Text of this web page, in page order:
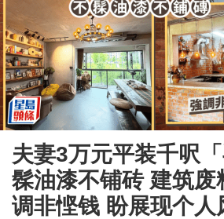
夫妻3万元平装千呎
髹油漆不铺砖 建筑废
调非悭钱 盼展现个人